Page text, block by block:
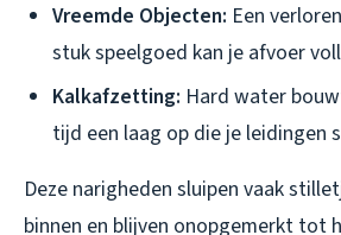
Vreemde Objecten: Een
stuk speelgoed kan je afvoer
Kalkafzetting: Hard water
tijd een laag op die je leidingen
Deze narigheden sluipen vaak
binnen en blijven onopgemerkt tot